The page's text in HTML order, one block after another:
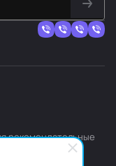
рекомендательные